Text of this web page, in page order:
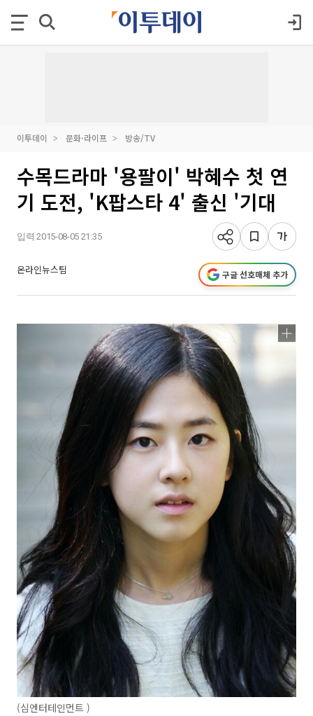
이투데이 문화·라이프 방송/TV
수목드라마 '용팔이' 박혜수 첫 연
기 도전, 'K팝스타 4' 출신 '기대
입력 2015-08-05 21:35
온라인뉴스팀 구글 선호매체 추가
(심엔터테인먼트 )